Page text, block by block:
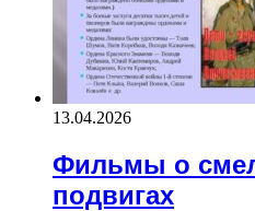
13.04.2026
Фильмы о
подвигах